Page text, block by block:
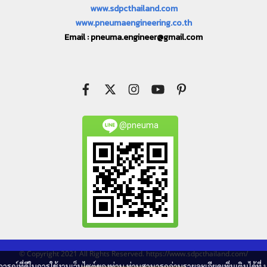
www.sdpcthailand.com
www.pneumaengineering.co.th
Email :pneuma.engineer@gmail.com
@pneuma
© Copyright 2021 All Rights Reserved. https://www.sdpcthailand.com/